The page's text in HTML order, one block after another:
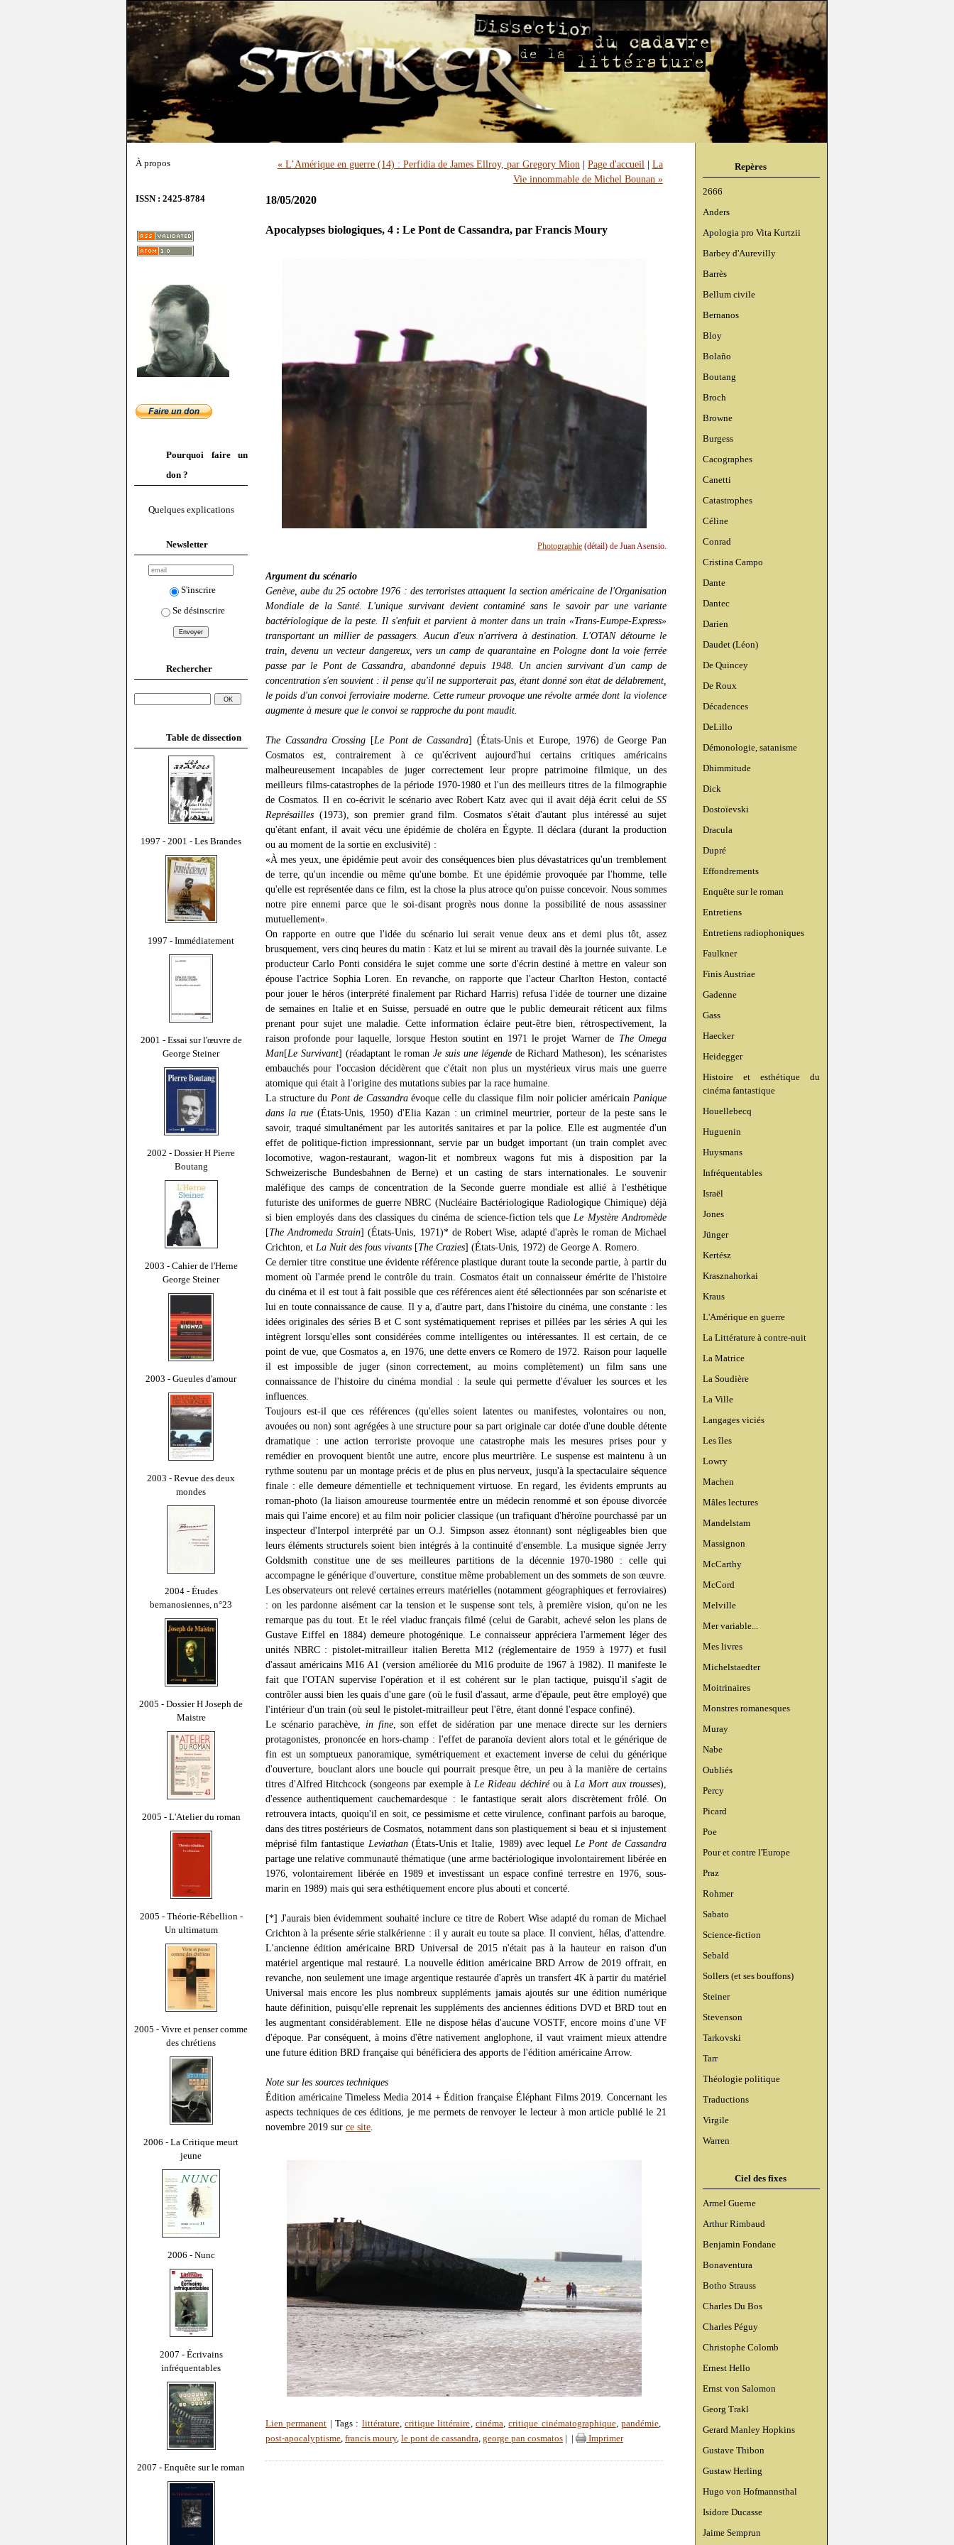
À propos
ISSN : 2425-8784
Pourquoi faire un
don ?
Quelques explications
Newsletter
S'inscrire
Se désinscrire
Rechercher
Table de dissection
1997 - 2001 - Les Brandes
1997 - Immédiatement
2001 - Essai sur l'œuvre de
George Steiner
2002 - Dossier H Pierre
Boutang
2003 - Cahier de l'Herne
George Steiner
2003 - Gueules d'amour
2003 - Revue des deux
mondes
2004 - Études
bernanosiennes, n°23
2005 - Dossier H Joseph de
Maistre
2005 - L'Atelier du roman
2005 - Théorie-Rébellion -
Un ultimatum
2005 - Vivre et penser comme
des chrétiens
2006 - La Critique meurt
jeune
2006 - Nunc
2007 - Écrivains
infréquentables
2007 - Enquête sur le roman
Repères
2666
Anders
Apologia pro Vita Kurtzii
Barbey d'Aurevilly
Barrès
Bellum civile
Bernanos
Bloy
Bolaño
Boutang
Broch
Browne
Burgess
Cacographes
Canetti
Catastrophes
Céline
Conrad
Cristina Campo
Dante
Dantec
Darien
Daudet (Léon)
De Quincey
De Roux
Décadences
DeLillo
Démonologie, satanisme
Dhimmitude
Dick
Dostoïevski
Dracula
Dupré
Effondrements
Enquête sur le roman
Entretiens
Entretiens radiophoniques
Faulkner
Finis Austriae
Gadenne
Gass
Haecker
Heidegger
Histoire et esthétique du
cinéma fantastique
Houellebecq
Huguenin
Huysmans
Infréquentables
Israël
Jones
Jünger
Kertész
Krasznahorkai
Kraus
L'Amérique en guerre
La Littérature à contre-nuit
La Matrice
La Soudière
La Ville
Langages viciés
Les îles
Lowry
Machen
Mâles lectures
Mandelstam
Massignon
McCarthy
McCord
Melville
Mer variable...
Mes livres
Michelstaedter
Moitrinaires
Monstres romanesques
Muray
Nabe
Oubliés
Percy
Picard
Poe
Pour et contre l'Europe
Praz
Rohmer
Sabato
Science-fiction
Sebald
Sollers (et ses bouffons)
Steiner
Stevenson
Tarkovski
Tarr
Théologie politique
Traductions
Virgile
Warren
Ciel des fixes
Armel Guerne
Arthur Rimbaud
Benjamin Fondane
Bonaventura
Botho Strauss
Charles Du Bos
Charles Péguy
Christophe Colomb
Ernest Hello
Ernst von Salomon
Georg Trakl
Gerard Manley Hopkins
Gustave Thibon
Gustaw Herling
Hugo von Hofmannsthal
Isidore Ducasse
Jaime Semprun
« L’Amérique en guerre (14) : Perfidia de James Ellroy, par Gregory Mion | Page d'accueil | La
Vie innommable de Michel Bounan »
18/05/2020
Apocalypses biologiques, 4 : Le Pont de Cassandra, par Francis Moury
Photographie(détail) de Juan Asensio.
Argument du scénario
Genève, aube du 25 octobre 1976 : des terroristes attaquent la section américaine de l'Organisation
Mondiale de la Santé. L'unique survivant devient contaminé sans le savoir par une variante
bactériologique de la peste. Il s'enfuit et parvient à monter dans un train «Trans-Europe-Express»
transportant un millier de passagers. Aucun d'eux n'arrivera à destination. L'OTAN détourne le
train, devenu un vecteur dangereux, vers un camp de quarantaine en Pologne dont la voie ferrée
passe par le Pont de Cassandra, abandonné depuis 1948. Un ancien survivant d'un camp de
concentration s'en souvient : il pense qu'il ne supporterait pas, étant donné son état de délabrement,
le poids d'un convoi ferroviaire moderne. Cette rumeur provoque une révolte armée dont la violence
augmente à mesure que le convoi se rapproche du pont maudit.
The Cassandra Crossing [Le Pont de Cassandra] (États-Unis et Europe, 1976) de George Pan
Cosmatos est, contrairement à ce qu'écrivent aujourd'hui certains critiques américains
malheureusement incapables de juger correctement leur propre patrimoine filmique, un des
meilleurs films-catastrophes de la période 1970-1980 et l'un des meilleurs titres de la filmographie
de Cosmatos. Il en co-écrivit le scénario avec Robert Katz avec qui il avait déjà écrit celui de SS
Représailles (1973), son premier grand film. Cosmatos s'était d'autant plus intéressé au sujet
qu'étant enfant, il avait vécu une épidémie de choléra en Égypte. Il déclara (durant la production
ou au moment de la sortie en exclusivité) :
«À mes yeux, une épidémie peut avoir des conséquences bien plus dévastatrices qu'un tremblement
de terre, qu'un incendie ou même qu'une bombe. Et une épidémie provoquée par l'homme, telle
qu'elle est représentée dans ce film, est la chose la plus atroce qu'on puisse concevoir. Nous sommes
notre pire ennemi parce que le soi-disant progrès nous donne la possibilité de nous assassiner
mutuellement».
On rapporte en outre que l'idée du scénario lui serait venue deux ans et demi plus tôt, assez
brusquement, vers cinq heures du matin : Katz et lui se mirent au travail dès la journée suivante. Le
producteur Carlo Ponti considéra le sujet comme une sorte d'écrin destiné à mettre en valeur son
épouse l'actrice Sophia Loren. En revanche, on rapporte que l'acteur Charlton Heston, contacté
pour jouer le héros (interprété finalement par Richard Harris) refusa l'idée de tourner une dizaine
de semaines en Italie et en Suisse, persuadé en outre que le public demeurait réticent aux films
prenant pour sujet une maladie. Cette information éclaire peut-être bien, rétrospectivement, la
raison profonde pour laquelle, lorsque Heston soutint en 1971 le projet Warner de The Omega
Man[Le Survivant] (réadaptant le romanJe suis une légendede Richard Matheson), les scénaristes
embauchés pour l'occasion décidèrent que c'était non plus un mystérieux virus mais une guerre
atomique qui était à l'origine des mutations subies par la race humaine.
La structure du Pont de Cassandraévoque celle du classique film noir policier américain Panique
dans la rue(États-Unis, 1950) d'Elia Kazan : un criminel meurtrier, porteur de la peste sans le
savoir, traqué simultanément par les autorités sanitaires et par la police. Elle est augmentée d'un
effet de politique-fiction impressionnant, servie par un budget important (un train complet avec
locomotive, wagon-restaurant, wagon-lit et nombreux wagons fut mis à disposition par la
Schweizerische Bundesbahnen de Berne) et un casting de stars internationales. Le souvenir
maléfique des camps de concentration de la Seconde guerre mondiale est allié à l'esthétique
futuriste des uniformes de guerre NBRC (Nucléaire Bactériologique Radiologique Chimique) déjà
si bien employés dans des classiques du cinéma de science-fiction tels que Le Mystère Andromède
[The Andromeda Strain] (États-Unis, 1971)* de Robert Wise, adapté d'après le roman de Michael
Crichton, et La Nuit des fous vivants [The Crazies] (États-Unis, 1972) de George A. Romero.
Ce dernier titre constitue une évidente référence plastique durant toute la seconde partie, à partir du
moment où l'armée prend le contrôle du train. Cosmatos était un connaisseur émérite de l'histoire
du cinéma et il est tout à fait possible que ces références aient été sélectionnées par son scénariste et
lui en toute connaissance de cause. Il y a, d'autre part, dans l'histoire du cinéma, une constante : les
idées originales des séries B et C sont systématiquement reprises et pillées par les séries A qui les
intègrent lorsqu'elles sont considérées comme intelligentes ou intéressantes. Il est certain, de ce
point de vue, que Cosmatos a, en 1976, une dette envers ce Romero de 1972. Raison pour laquelle
il est impossible de juger (sinon correctement, au moins complètement) un film sans une
connaissance de l'histoire du cinéma mondial : la seule qui permette d'évaluer les sources et les
influences.
Toujours est-il que ces références (qu'elles soient latentes ou manifestes, volontaires ou non,
avouées ou non) sont agrégées à une structure pour sa part originale car dotée d'une double détente
dramatique : une action terroriste provoque une catastrophe mais les mesures prises pour y
remédier en provoquent bientôt une autre, encore plus meurtrière. Le suspense est maintenu à un
rythme soutenu par un montage précis et de plus en plus nerveux, jusqu'à la spectaculaire séquence
finale : elle demeure démentielle et techniquement virtuose. En regard, les évidents emprunts au
roman-photo (la liaison amoureuse tourmentée entre un médecin renommé et son épouse divorcée
mais qui l'aime encore) et au film noir policier classique (un trafiquant d'héroïne pourchassé par un
inspecteur d'Interpol interprété par un O.J. Simpson assez étonnant) sont négligeables bien que
leurs éléments structurels soient bien intégrés à la continuité d'ensemble. La musique signée Jerry
Goldsmith constitue une de ses meilleures partitions de la décennie 1970-1980 : celle qui
accompagne le générique d'ouverture, constitue même probablement un des sommets de son œuvre.
Les observateurs ont relevé certaines erreurs matérielles (notamment géographiques et ferroviaires)
: on les pardonne aisément car la tension et le suspense sont tels, à première vision, qu'on ne les
remarque pas du tout. Et le réel viaduc français filmé (celui de Garabit, achevé selon les plans de
Gustave Eiffel en 1884) demeure photogénique. Le connaisseur appréciera l'armement léger des
unités NBRC : pistolet-mitrailleur italien Beretta M12 (réglementaire de 1959 à 1977) et fusil
d'assaut américains M16 A1 (version améliorée du M16 produite de 1967 à 1982). Il manifeste le
fait que l'OTAN supervise l'opération et il est cohérent sur le plan tactique, puisqu'il s'agit de
contrôler aussi bien les quais d'une gare (où le fusil d'assaut, arme d'épaule, peut être employé) que
l'intérieur d'un train (où seul le pistolet-mitrailleur peut l'être, étant donné l'espace confiné).
Le scénario parachève, in fine, son effet de sidération par une menace directe sur les derniers
protagonistes, prononcée en hors-champ : l'effet de paranoïa devient alors total et le générique de
fin est un somptueux panoramique, symétriquement et exactement inverse de celui du générique
d'ouverture, bouclant alors une boucle qui pourrait presque être, un peu à la manière de certains
titres d'Alfred Hitchcock (songeons par exemple à Le Rideau déchiréou à La Mort aux trousses),
d'essence authentiquement cauchemardesque : le fantastique serait alors discrètement frôlé. On
retrouvera intacts, quoiqu'il en soit, ce pessimisme et cette virulence, confinant parfois au baroque,
dans des titres postérieurs de Cosmatos, notamment dans son plastiquement si beau et si injustement
méprisé film fantastique Leviathan(États-Unis et Italie, 1989) avec lequel Le Pont de Cassandra
partage une relative communauté thématique (une arme bactériologique involontairement libérée en
1976, volontairement libérée en 1989 et investissant un espace confiné terrestre en 1976, sous-
marin en 1989) mais qui sera esthétiquement encore plus abouti et concerté.
[*] J'aurais bien évidemment souhaité inclure ce titre de Robert Wise adapté du roman de Michael
Crichton à la présente série stalkérienne : il y aurait eu toute sa place. Il convient, hélas, d'attendre.
L'ancienne édition américaine BRD Universal de 2015 n'était pas à la hauteur en raison d'un
matériel argentique mal restauré. La nouvelle édition américaine BRD Arrow de 2019 offrait, en
revanche, non seulement une image argentique restaurée d'après un transfert 4K à partir du matériel
Universal mais encore les plus nombreux suppléments jamais ajoutés sur une édition numérique
haute définition, puisqu'elle reprenait les suppléments des anciennes éditions DVD et BRD tout en
les augmentant considérablement. Elle ne dispose hélas d'aucune VOSTF, encore moins d'une VF
d'époque. Par conséquent, à moins d'être nativement anglophone, iI vaut vraiment mieux attendre
une future édition BRD française qui bénéficiera des apports de l'édition américaine Arrow.
Note sur les sources techniques
Édition américaine Timeless Media 2014 + Édition française Éléphant Films 2019. Concernant les
aspects techniques de ces éditions, je me permets de renvoyer le lecteur à mon article publié le 21
novembre 2019 sur ce site
Lien permanent | Tags : littérature,critique littéraire, cinéma,critique cinématographique, pandémie,
post-apocalyptisme, francis moury, le pont de cassandra, george pan cosmatos Imprimer